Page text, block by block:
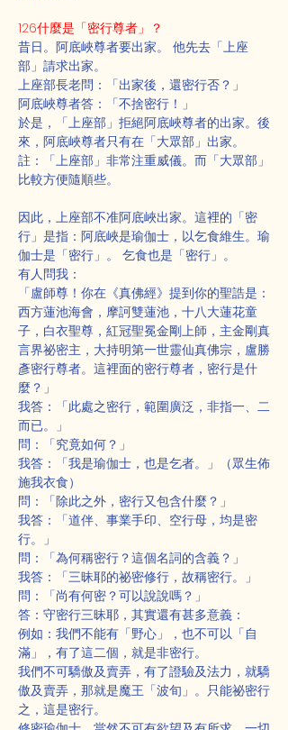
126什麼是「密行尊者」？
昔日。阿底峽尊者要出家。 他先去「上座
部」請求出家。
上座部長老問：「出家後，還密行否？」
阿底峽尊者答：「不捨密行！」
於是，「上座部」拒絕阿底峽尊者的出家。後
來，阿底峽尊者只有在「大眾部」出家。
註：「上座部」非常注重威儀。而「大眾部」
比較方便隨順些。
因此，上座部不准阿底峽出家。這裡的「密
行」是指：阿底峽是瑜伽士，以乞食維生。瑜
伽士是「密行」。 乞食也是「密行」。
有人問我：
「盧師尊！你在《真佛經》提到你的聖誥是：
西方蓮池海會，摩訶雙蓮池，十八大蓮花童
子，白衣聖尊，紅冠聖冕金剛上師，主金剛真
言界祕密主，大持明第一世靈仙真佛宗，盧勝
彥密行尊者。這裡面的密行尊者，密行是什
麼？」
我答：「此處之密行，範圍廣泛，非指一、二
而已。」
問：「究竟如何？」
我答：「我是瑜伽士，也是乞者。」（眾生佈
施我衣食）
問：「除此之外，密行又包含什麼？」
我答：「道伴、事業手印、空行母，均是密
行。」
問：「為何稱密行？這個名詞的含義？」
我答：「三昧耶的祕密修行，故稱密行。」
問：「尚有何密？可以說說嗎？」
答：守密行三昧耶，其實還有甚多意義：
例如：我們不能有「野心」，也不可以「自
滿」，有了這二個，就是非密行。
我們不可驕傲及賣弄，有了證驗及法力，就驕
傲及賣弄，那就是魔王「波旬」。只能祕密行
之，這是密行。